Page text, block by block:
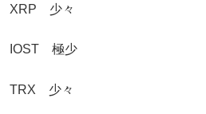
XRP 少々
IOST 極少
TRX 少々